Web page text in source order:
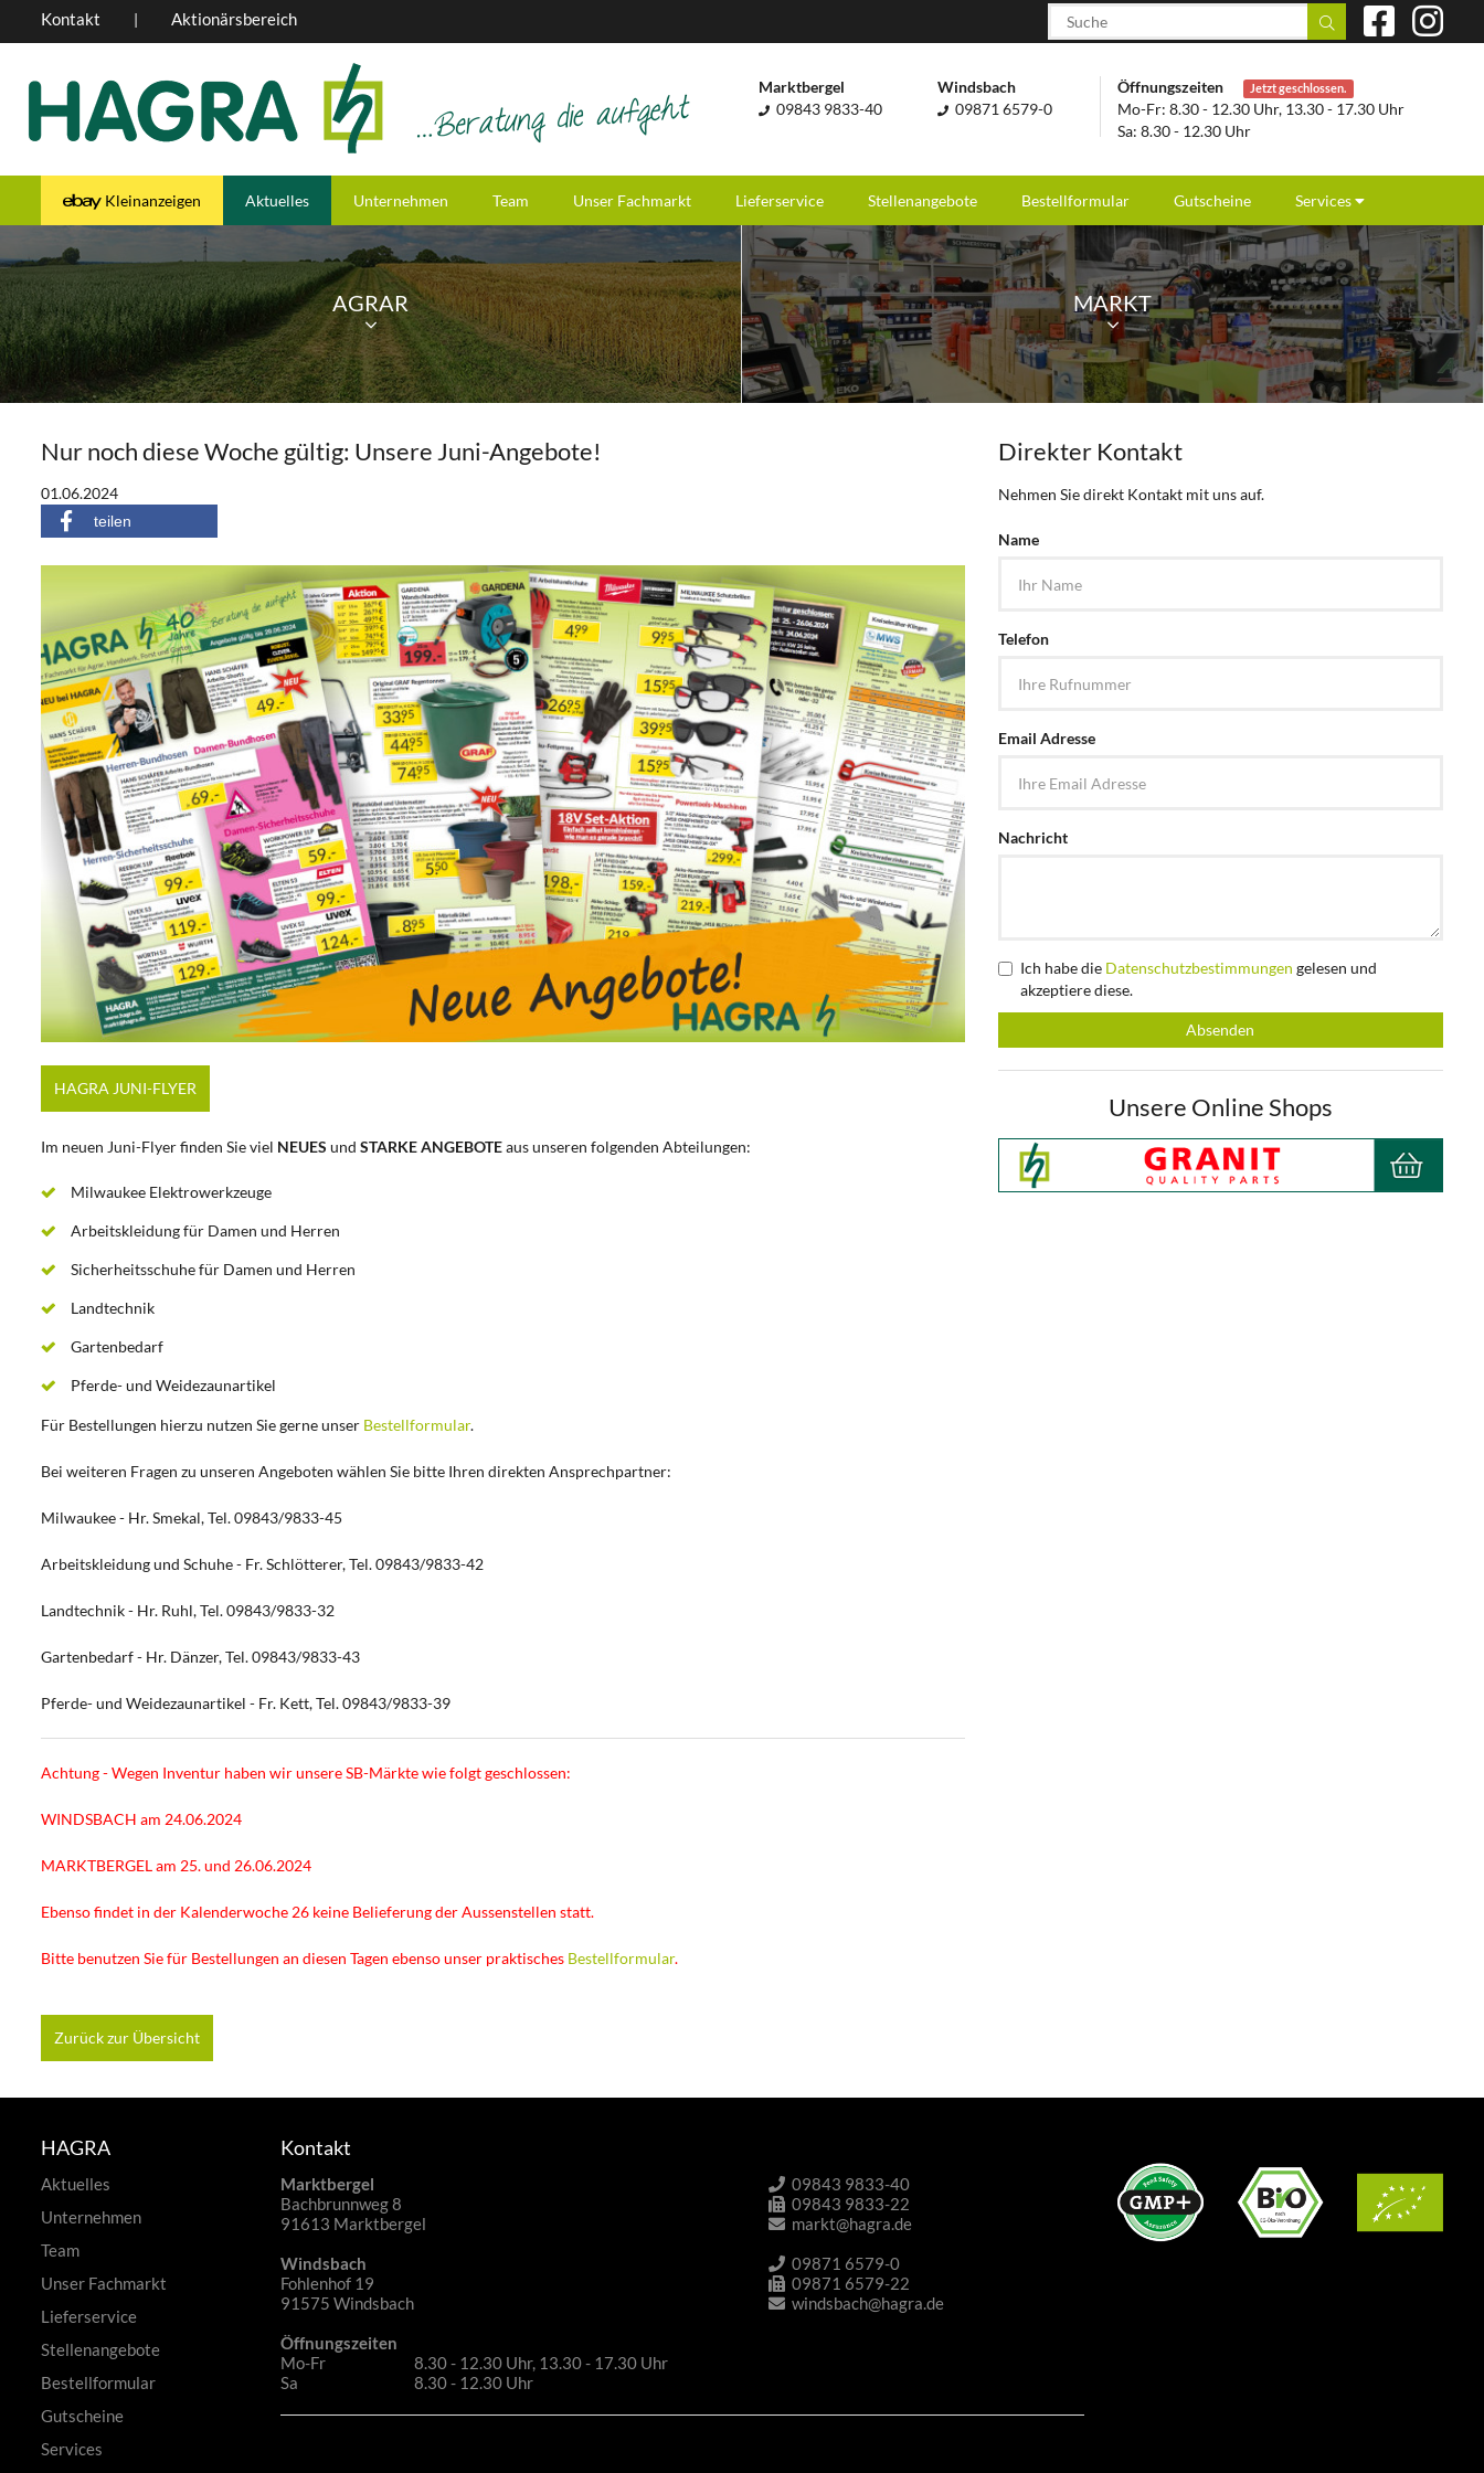
Kontakt | Aktionärsbereich
Marktbergel
09843 9833-40
Windsbach
09871 6579-0
Öffnungszeiten Jetzt geschlossen.
Mo-Fr: 8.30 - 12.30 Uhr, 13.30 - 17.30 Uhr
Sa: 8.30 - 12.30 Uhr
Kleinanzeigen Aktuelles Unternehmen Team Unser Fachmarkt Lieferservice Stellenangebote Bestellformular Gutscheine Services
AGRAR MARKT
Nur noch diese Woche gültig: Unsere Juni-Angebote!
01.06.2024
teilen
HAGRA JUNI-FLYER
Im neuen Juni-Flyer finden Sie viel NEUES und STARKE ANGEBOTEaus unseren folgenden Abteilungen:
Milwaukee Elektrowerkzeuge
Arbeitskleidung für Damen und Herren
Sicherheitsschuhe für Damen und Herren
Landtechnik
Gartenbedarf
Pferde- und Weidezaunartikel
Für Bestellungen hierzu nutzen Sie gerne unser Bestellformular.
Bei weiteren Fragen zu unseren Angeboten wählen Sie bitte Ihren direkten Ansprechpartner:
Milwaukee - Hr. Smekal, Tel. 09843/9833-45
Arbeitskleidung und Schuhe - Fr. Schlötterer, Tel. 09843/9833-42
Landtechnik - Hr. Ruhl, Tel. 09843/9833-32
Gartenbedarf - Hr. Dänzer, Tel. 09843/9833-43
Pferde- und Weidezaunartikel - Fr. Kett, Tel. 09843/9833-39
Achtung - Wegen Inventur haben wir unsere SB-Märkte wie folgt geschlossen:
WINDSBACH am 24.06.2024
MARKTBERGEL am 25. und 26.06.2024
Ebenso findet in der Kalenderwoche 26 keine Belieferung der Aussenstellen statt.
Bitte benutzen Sie für Bestellungen an diesen Tagen ebenso unser praktisches Bestellformular.
Zurück zur Übersicht
Direkter Kontakt
Nehmen Sie direkt Kontakt mit uns auf.
Name
Telefon
Email Adresse
Nachricht
Ich habe die Datenschutzbestimmungen gelesen und
akzeptiere diese.
Absenden
Unsere Online Shops
HAGRA
Aktuelles
Unternehmen
Team
Unser Fachmarkt
Lieferservice
Stellenangebote
Bestellformular
Gutscheine
Services
Kontakt
Marktbergel
Bachbrunnweg 8
91613 Marktbergel
09843 9833-40
09843 9833-22
markt@hagra.de
Windsbach
Fohlenhof 19
91575 Windsbach
09871 6579-0
09871 6579-22
windsbach@hagra.de
Öffnungszeiten
Mo-Fr
8.30 - 12.30 Uhr, 13.30 - 17.30 Uhr
Sa
8.30 - 12.30 Uhr